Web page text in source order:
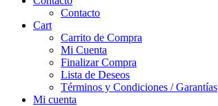
Contacto
Cart
Carrito de Compra
Mi Cuenta
Finalizar Compra
Lista de Deseos
Términos y Condiciones / Garantías
Mi cuenta